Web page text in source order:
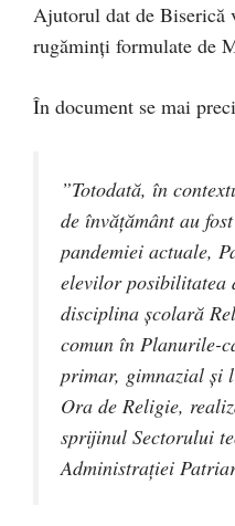
Ajutorul dat de Biserică
rugăminți formulate de
În document se mai
”Totodată, în
de învăţământ au
pandemiei actuale,
elevilor posibilitatea
disciplina şcolară
comun în Planurile-
primar, gimnazial şi
Ora de Religie,
sprijinul Sectorului
Administraţiei